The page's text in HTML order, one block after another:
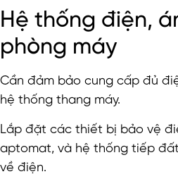
Hệ thống điện,
phòng máy
Cần đảm bảo cung cấp đủ
hệ thống thang máy.
Lắp đặt các thiết bị bảo vệ
aptomat, và hệ thống tiếp
về điện.